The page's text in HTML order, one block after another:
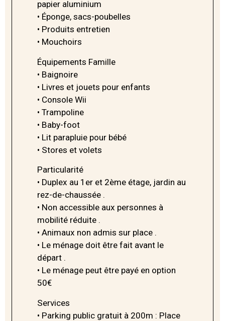
papier aluminium
• Éponge, sacs-poubelles
• Produits entretien
• Mouchoirs
Équipements Famille
• Baignoire
• Livres et jouets pour enfants
• Console Wii
• Trampoline
• Baby-foot
• Lit parapluie pour bébé
• Stores et volets
Particularité
• Duplex au 1er et 2ème étage, jardin au
rez-de-chaussée .
• Non accessible aux personnes à
mobilité réduite .
• Animaux non admis sur place .
• Le ménage doit être fait avant le
départ .
• Le ménage peut être payé en option
50€
Services
• Parking public gratuit à 200m : Place